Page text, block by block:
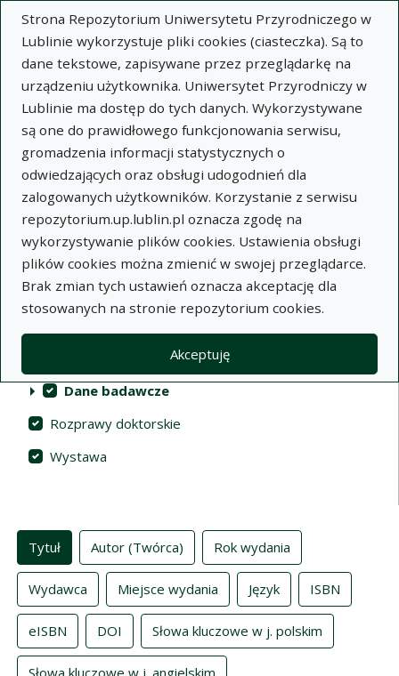
Strona Repozytorium Uniwersytetu Przyrodniczego w
Lublinie wykorzystuje pliki cookies (ciasteczka). Są to
dane tekstowe, zapisywane przez przeglądarkę na
urządzeniu użytkownika. Uniwersytet Przyrodniczy w
Lublinie ma dostęp do tych danych. Wykorzystywane
są one do prawidłowego funkcjonowania serwisu,
gromadzenia informacji statystycznych o
odwiedzających oraz obsługi udogodnień dla
zalogowanych użytkowników. Korzystanie z serwisu
repozytorium.up.lublin.pl oznacza zgodę na
wykorzystywanie plików cookies. Ustawienia obsługi
plików cookies można zmienić w swojej przeglądarce.
Brak zmian tych ustawień oznacza akceptację dla
stosowanych na stronie repozytorium cookies.
Akceptuję
Repozytorium Uniwersytetu
Przyrodniczego w Lublinie
Indeksy
Akcje na kolekcjach Wyczyść Zaznacz wszystko
Kolekcje(automatyczne przeładowanie treści)
Publikacje naukowe
Materiały audiowizualne
Dane badawcze
Rozprawy doktorskie
Wystawa
Indeksy
Tytuł Autor (Twórca) Rok wydania
Wydawca Miejsce wydania Język ISBN
eISBN DOI Słowa kluczowe w j. polskim
Słowa kluczowe w j. angielskim